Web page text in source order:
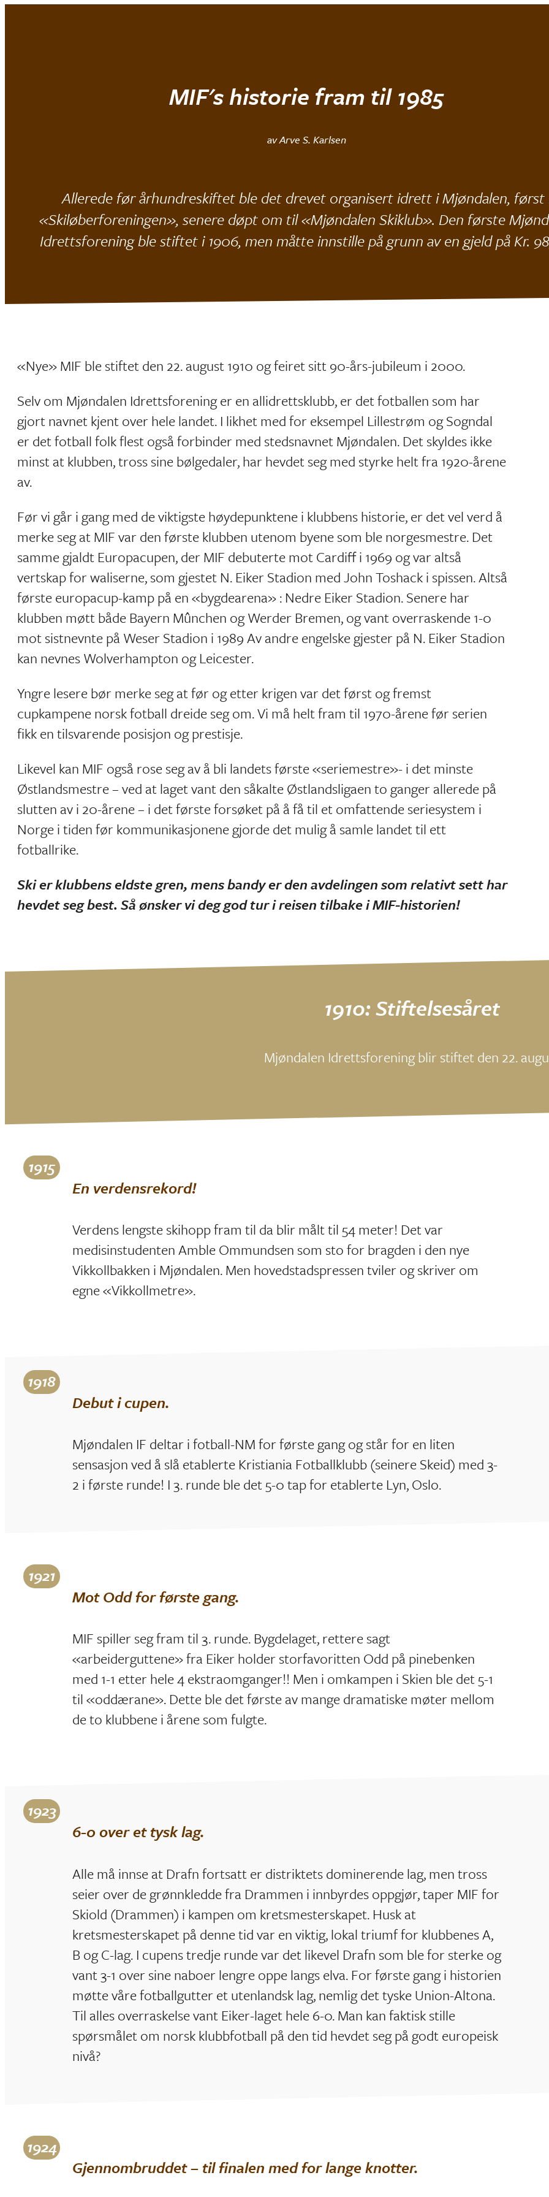
MIF's historie fram til 1985
av Arve S. Karlsen
Allerede før århundreskiftet ble det drevet organisert idrett i Mjøndalen, først
«Skiløberforeningen», senere døpt om til «Mjøndalen Skiklub». Den første
Idrettsforening ble stiftet i 1906, men måtte innstille på grunn av en gjeld på Kr.
«Nye» MIF ble stiftet den 22. august 1910 og feiret sitt 90-års-jubileum i 2000.
Selv om Mjøndalen Idrettsforening er en allidrettsklubb, er det fotballen som har
gjort navnet kjent over hele landet. I likhet med for eksempel Lillestrøm og Sogndal
er det fotball folk flest også forbinder med stedsnavnet Mjøndalen. Det skyldes ikke
minst at klubben, tross sine bølgedaler, har hevdet seg med styrke helt fra 1920-årene
av.
Før vi går i gang med de viktigste høydepunktene i klubbens historie, er det vel verd å
merke seg at MIF var den første klubben utenom byene som ble norgesmestre. Det
samme gjaldt Europacupen, der MIF debuterte mot Cardiff i 1969 og var altså
vertskap for waliserne, som gjestet N. Eiker Stadion med John Toshack i spissen. Altså
første europacup-kamp på en «bygdearena» : Nedre Eiker Stadion. Senere har
klubben møtt både Bayern Mûnchen og Werder Bremen, og vant overraskende 1-0
mot sistnevnte på Weser Stadion i 1989 Av andre engelske gjester på N. Eiker Stadion
kan nevnes Wolverhampton og Leicester.
Yngre lesere bør merke seg at før og etter krigen var det først og fremst
cupkampene norsk fotball dreide seg om. Vi må helt fram til 1970-årene før serien
fikk en tilsvarende posisjon og prestisje.
Likevel kan MIF også rose seg av å bli landets første «seriemestre»- i det minste
Østlandsmestre – ved at laget vant den såkalte Østlandsligaen to ganger allerede på
slutten av i 20-årene – i det første forsøket på å få til et omfattende seriesystem i
Norge i tiden før kommunikasjonene gjorde det mulig å samle landet til ett
fotballrike.
Ski er klubbens eldste gren, mens bandy er den avdelingen som relativt sett har
hevdet seg best. Så ønsker vi deg god tur i reisen tilbake i MIF-historien!
1910: Stiftelsesåret
Mjøndalen Idrettsforening blir stiftet den 22.
1915
En verdensrekord!
Verdens lengste skihopp fram til da blir målt til 54 meter! Det var
medisinstudenten Amble Ommundsen som sto for bragden i den nye
Vikkollbakken i Mjøndalen. Men hovedstadspressen tviler og skriver om
egne «Vikkollmetre».
1918
Debut i cupen.
Mjøndalen IF deltar i fotball-NM for første gang og står for en liten
sensasjon ved å slå etablerte Kristiania Fotballklubb (seinere Skeid) med 3-
2 i første runde! I 3. runde ble det 5-0 tap for etablerte Lyn, Oslo.
1921
Mot Odd for første gang.
MIF spiller seg fram til 3. runde. Bygdelaget, rettere sagt
«arbeiderguttene» fra Eiker holder storfavoritten Odd på pinebenken
med 1-1 etter hele 4 ekstraomganger!! Men i omkampen i Skien ble det 5-1
til «oddærane». Dette ble det første av mange dramatiske møter mellom
de to klubbene i årene som fulgte.
1923
6-0 over et tysk lag.
Alle må innse at Drafn fortsatt er distriktets dominerende lag, men tross
seier over de grønnkledde fra Drammen i innbyrdes oppgjør, taper MIF for
Skiold (Drammen) i kampen om kretsmesterskapet. Husk at
kretsmesterskapet på denne tid var en viktig, lokal triumf for klubbenes A,
B og C-lag. I cupens tredje runde var det likevel Drafn som ble for sterke og
vant 3-1 over sine naboer lengre oppe langs elva. For første gang i historien
møtte våre fotballgutter et utenlandsk lag, nemlig det tyske Union-Altona.
Til alles overraskelse vant Eiker-laget hele 6-0. Man kan faktisk stille
spørsmålet om norsk klubbfotball på den tid hevdet seg på godt europeisk
nivå?
1924
Gjennombruddet – til finalen med for lange knotter.